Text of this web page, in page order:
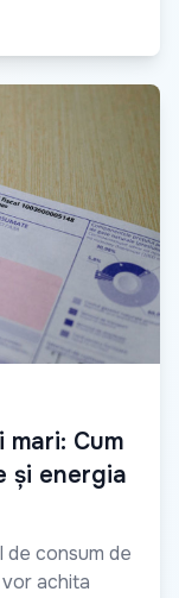
mari: Cum
și energia
de consum de
achita